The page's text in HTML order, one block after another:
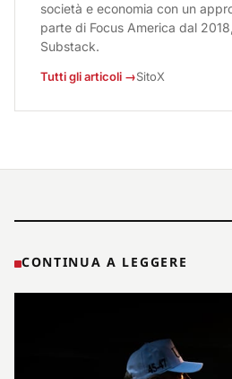
società e economia con un
parte di Focus America dal
Substack.
Tutti gli articoli →SitoX
CONTINUA A LEGGERE